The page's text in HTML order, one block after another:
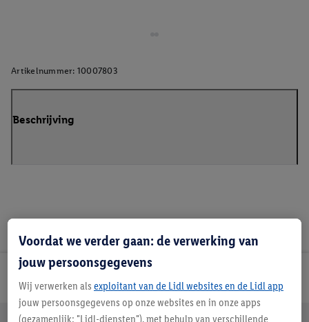
Artikelnummer: 10007803
Beschrijving
Voordat we verder gaan: de verwerking van
jouw persoonsgegevens
Wij verwerken als exploitant van de Lidl websites en de Lidl app
jouw persoonsgegevens op onze websites en in onze apps
(gezamenlijk: "Lidl-diensten"), met behulp van verschillende